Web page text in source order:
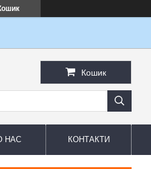
Кошик
НАС КОНТАКТИ